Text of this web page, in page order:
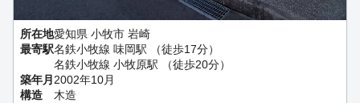
所在地愛知県 小牧市 岩崎
最寄駅名鉄小牧線 味岡駅 （徒歩17分）
名鉄小牧線 小牧原駅 （徒歩20分）
築年月 2002年10月
構造
木造